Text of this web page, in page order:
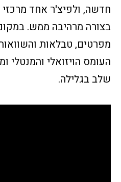
חדשה, ולפיצ'ר אחד
בצורה מרהיבה ממש.
מפרטים, טבלאות
העומס הויזואלי והמנטלי
שלב בגלילה.